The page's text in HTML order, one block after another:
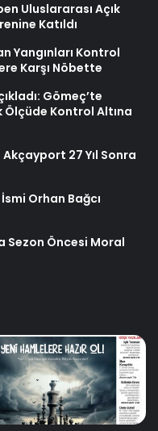
Uluslararası Açık
Katıldı
Yangınları Kontrol
Karşı Nöbette
Gömeç’te
Ölçüde Kontrol Altına
27 Yıl Sonra
Orhan Bağcı
Sezon Öncesi Moral